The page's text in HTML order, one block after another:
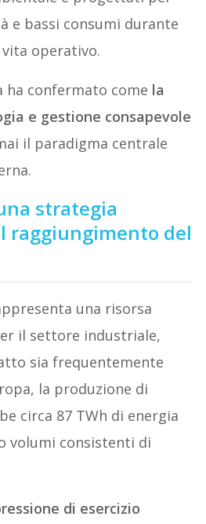
e bassi consumi durante
operativo.
ha confermato come la
e gestione consapevole
il paradigma centrale
strategia
raggiungimento del
una risorsa
il settore industriale,
sia frequentemente
la produzione di
circa 87 TWh di energia
volumi consistenti di
di esercizio